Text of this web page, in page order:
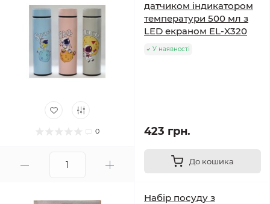
0
датчиком індикатором
температури 500 мл з
LED екраном EL-X320
У наявності
423 грн.
До кошика
Набір посуду з